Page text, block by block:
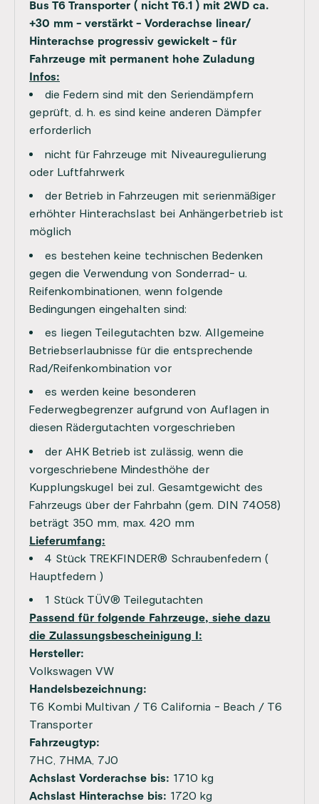
Bus T6 Transporter ( nicht T6.1 ) mit 2WD ca.
+30 mm - verstärkt - Vorderachse linear/
Hinterachse progressiv gewickelt - für
Fahrzeuge mit permanent hohe Zuladung
Infos:
die Federn sind mit den Seriendämpfern
geprüft, d. h. es sind keine anderen Dämpfer
erforderlich
nicht für Fahrzeuge mit Niveauregulierung
oder Luftfahrwerk
der Betrieb in Fahrzeugen mit serienmäßiger
erhöhter Hinterachslast bei Anhängerbetrieb ist
möglich
es bestehen keine technischen Bedenken
gegen die Verwendung von Sonderrad- u.
Reifenkombinationen, wenn folgende
Bedingungen eingehalten sind:
es liegen Teilegutachten bzw. Allgemeine
Betriebserlaubnisse für die entsprechende
Rad/Reifenkombination vor
es werden keine besonderen
Federwegbegrenzer aufgrund von Auflagen in
diesen Rädergutachten vorgeschrieben
der AHK Betrieb ist zulässig, wenn die
vorgeschriebene Mindesthöhe der
Kupplungskugel bei zul. Gesamtgewicht des
Fahrzeugs über der Fahrbahn (gem. DIN 74058)
beträgt 350 mm, max. 420 mm
Lieferumfang:
4 Stück TREKFINDER® Schraubenfedern (
Hauptfedern )
1 Stück TÜV® Teilegutachten
Passend für folgende Fahrzeuge, siehe dazu
die Zulassungsbescheinigung I:
Hersteller:
Volkswagen VW
Handelsbezeichnung:
T6 Kombi Multivan / T6 California - Beach / T6
Transporter
Fahrzeugtyp:
7HC, 7HMA, 7J0
Achslast Vorderachse bis: 1710 kg
Achslast Hinterachse bis: 1720 kg